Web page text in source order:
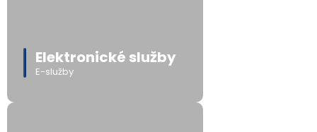
Elektronické služby
E-služby